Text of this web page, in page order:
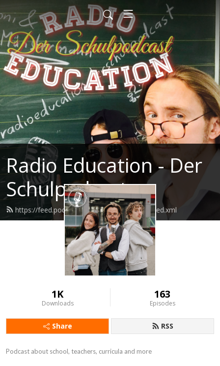
Radio Education - Der
Schulpodcast
https://feed.podbean.com/radioeducation/feed.xml
1K
Downloads
163
Episodes
Share RSS
Podcast about school, teachers, curricula and more